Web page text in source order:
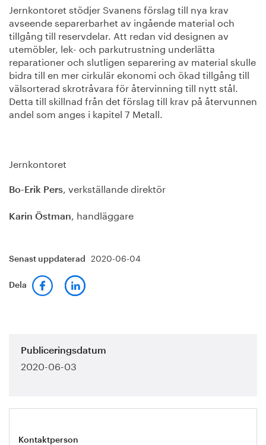
Jernkontoret stödjer Svanens förslag till nya krav
avseende separerbarhet av ingående material och
tillgång till reservdelar. Att redan vid designen av
utemöbler, lek- och parkutrustning underlätta
reparationer och slutligen separering av material skulle
bidra till en mer cirkulär ekonomi och ökad tillgång till
välsorterad skrotråvara för återvinning till nytt stål.
Detta till skillnad från det förslag till krav på återvunnen
andel som anges i kapitel 7 Metall.
Jernkontoret
Bo-Erik Pers , verkställande direktör
Karin Östman , handläggare
Senast uppdaterad 2020-06-04
Dela
Publiceringsdatum
2020-06-03
Kontaktperson